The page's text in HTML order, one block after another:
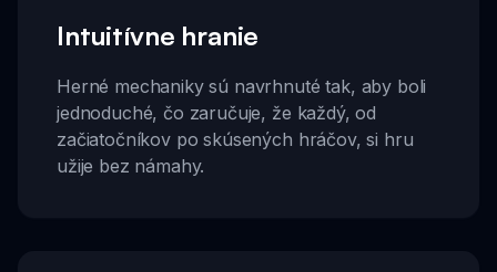
Intuitívne hranie
Herné mechaniky sú navrhnuté tak, aby boli
jednoduché, čo zaručuje, že každý, od
začiatočníkov po skúsených hráčov, si hru
užije bez námahy.